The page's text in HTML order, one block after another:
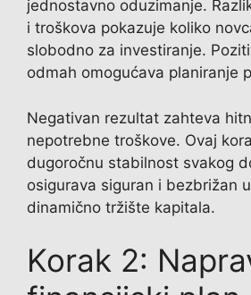
jednostavno oduzimanje.
i troškova pokazuje koliko
slobodno za investiranje.
odmah omogućava planiranje
Negativan rezultat zahteva
nepotrebne troškove. Ovaj
dugoročnu stabilnost svakog
osigurava siguran i bezbrižan
dinamično tržište kapitala.
Korak 2: